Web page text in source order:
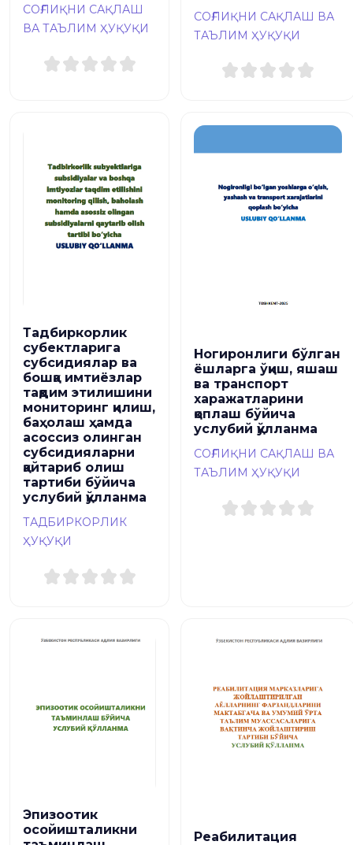
СОҒЛИҚНИ САҚЛАШ
ВА ТАЪЛИМ ҲУҚУҚИ
СОҒЛИҚНИ САҚЛАШ ВА
ТАЪЛИМ ҲУҚУҚИ
Тадбиркорлик
субектларига
субсидиялар ва
бошқа имтиёзлар
тақдим этилишини
мониторинг қилиш,
баҳолаш ҳамда
асоссиз олинган
субсидияларни
қайтариб олиш
тартиби бўйича
услубий қўлланма
ТАДБИРКОРЛИК
ҲУҚУҚИ
Ногиронлиги бўлган
ёшларга ўқиш, яшаш
ва транспорт
харажатларини
қоплаш бўйича
услубий қўлланма
СОҒЛИҚНИ САҚЛАШ ВА
ТАЪЛИМ ҲУҚУҚИ
Эпизоотик
осойишталикни
Реабилитация